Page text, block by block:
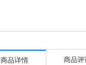
商品详情 商品评